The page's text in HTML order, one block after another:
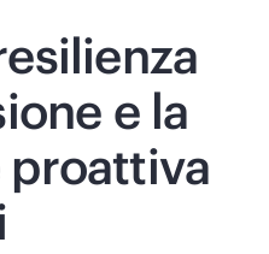
e la
proattiva